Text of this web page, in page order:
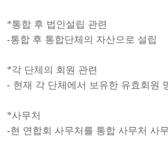
*통합 후 법인설립 관련
-통합 후 통합단체의 자산으로 설립
*각 단체의 회원 관련
- 현재 각 단체에서 보유한 유효회원
*사무처
-현 연합회 사무처를 통합 사무처 사